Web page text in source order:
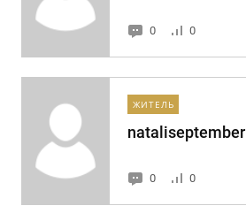
0 0
ЖИТЕЛЬ
nataliseptember
0 0